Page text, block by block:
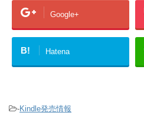
Google+
B! Hatena
-Kindle発売情報